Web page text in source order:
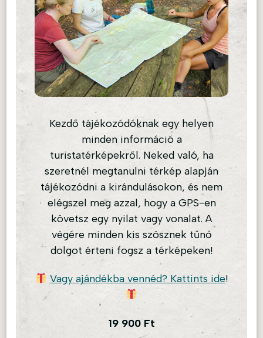
Kezdő tájékozódóknak egy helyen
minden információ a
turistatérképekről. Neked való, ha
szeretnél megtanulni térkép alapján
tájékozódni a kirándulásokon, és nem
elégszel meg azzal, hogy a GPS-en
követsz egy nyilat vagy vonalat. A
végére minden kis szösznek tűnő
dolgot érteni fogsz a térképeken!
Vagy ajándékba vennéd? Kattints ide!
19 900Ft